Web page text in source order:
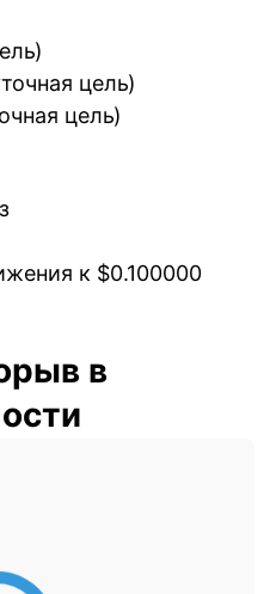
цель)
цель)
к $0.100000
в